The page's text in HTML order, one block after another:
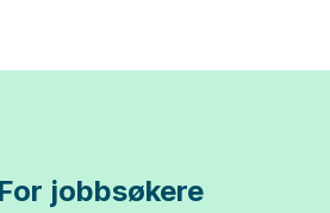
For jobbsøkere